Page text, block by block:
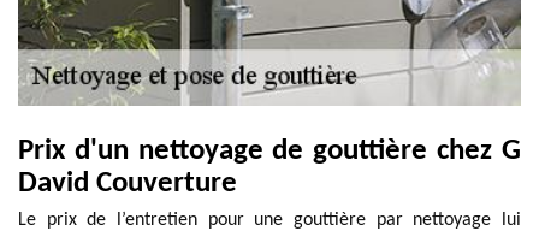
Prix d'un nettoyage de gouttière chez G
David Couverture
Le prix de l’entretien pour une gouttière par nettoyage lui